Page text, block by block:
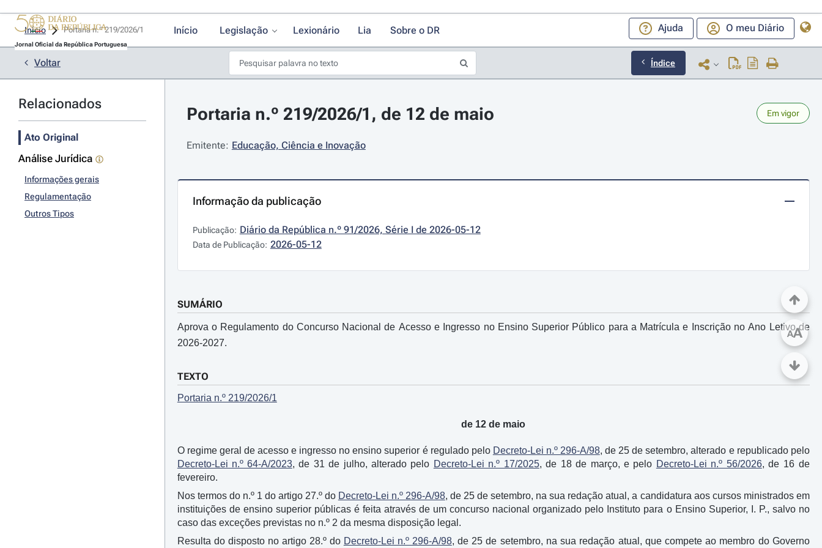
Jornal Oficial da República Portuguesa
Início Legislação Lexionário Lia Sobre o DR Ajuda O meu Diário
Início
Voltar Índice
Relacionados
Ato Original
Análise Jurídica
Informações gerais
Regulamentação
Outros Tipos
Portaria n.º 219/2026/1, de 12 de maio Em vigor
Emitente: Educação, Ciência e Inovação
Informação da publicação
Publicação: Diário da República n.º 91/2026, Série I de 2026-05-12
Data de Publicação: 2026-05-12
SUMÁRIO
Aprova o Regulamento do Concurso Nacional de Acesso e Ingresso no Ensino Superior Público para a Matrícula e Inscrição no Ano Letivo de
2026-2027.
TEXTO
Portaria n.º 219/2026/1
de 12 de maio
O regime geral de acesso e ingresso no ensino superior é regulado pelo Decreto-Lei n.º 296-A/98, de 25 de setembro, alterado e republicado pelo
Decreto-Lei n.º 64-A/2023, de 31 de julho, alterado pelo Decreto-Lei n.º 17/2025, de 18 de março, e pelo Decreto-Lei n.º 56/2026, de 16 de
fevereiro.
Nos termos do n.º 1 do artigo 27.º do Decreto-Lei n.º 296-A/98, de 25 de setembro, na sua redação atual, a candidatura aos cursos ministrados em
instituições de ensino superior públicas é feita através de um concurso nacional organizado pelo Instituto para o Ensino Superior, I. P., salvo no
caso das exceções previstas no n.º 2 da mesma disposição legal.
Resulta do disposto no artigo 28.º do Decreto-Lei n.º 296-A/98, de 25 de setembro, na sua redação atual, que compete ao membro do Governo
AA